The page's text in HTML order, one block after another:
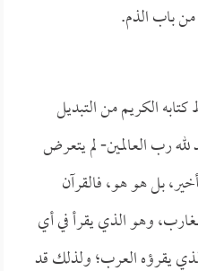
باب الذم.
كتابه الكريم من التبديل
لله رب العالمين- لم يتعرض
بل هو هو، فالقرآن
وهو الذي يقرأ في أي
يقرؤه العرب؛ ولذلك قد